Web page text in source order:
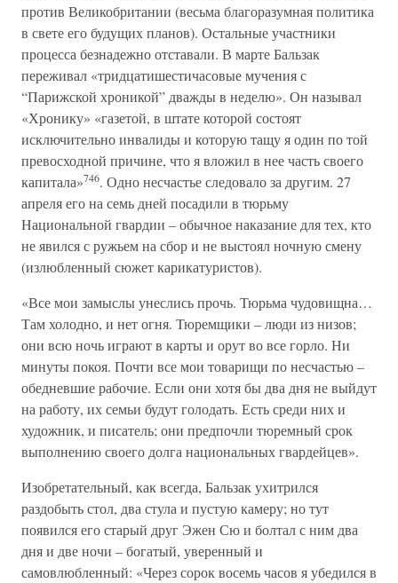
против Великобритании (весьма благоразумная политика
в свете его будущих планов). Остальные участники
процесса безнадежно отставали. В марте Бальзак
переживал «тридцатишестичасовые мучения с
“Парижской хроникой” дважды в неделю». Он называл
«Хронику» «газетой, в штате которой состоят
исключительно инвалиды и которую тащу я один по той
превосходной причине, что я вложил в нее часть своего
капитала»746. Одно несчастье следовало за другим. 27
апреля его на семь дней посадили в тюрьму
Национальной гвардии – обычное наказание для тех, кто
не явился с ружьем на сбор и не выстоял ночную смену
(излюбленный сюжет карикатуристов).
«Все мои замыслы унеслись прочь. Тюрьма чудовищна…
Там холодно, и нет огня. Тюремщики – люди из низов;
они всю ночь играют в карты и орут во все горло. Ни
минуты покоя. Почти все мои товарищи по несчастью –
обедневшие рабочие. Если они хотя бы два дня не выйдут
на работу, их семьи будут голодать. Есть среди них и
художник, и писатель; они предпочли тюремный срок
выполнению своего долга национальных гвардейцев».
Изобретательный, как всегда, Бальзак ухитрился
раздобыть стол, два стула и пустую камеру; но тут
появился его старый друг Эжен Сю и болтал с ним два
дня и две ночи – богатый, уверенный и
самовлюбленный: «Через сорок восемь часов я убедился в